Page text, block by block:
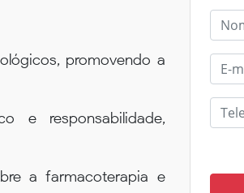
promovendo a
e responsabilidade,
a farmacoterapia e